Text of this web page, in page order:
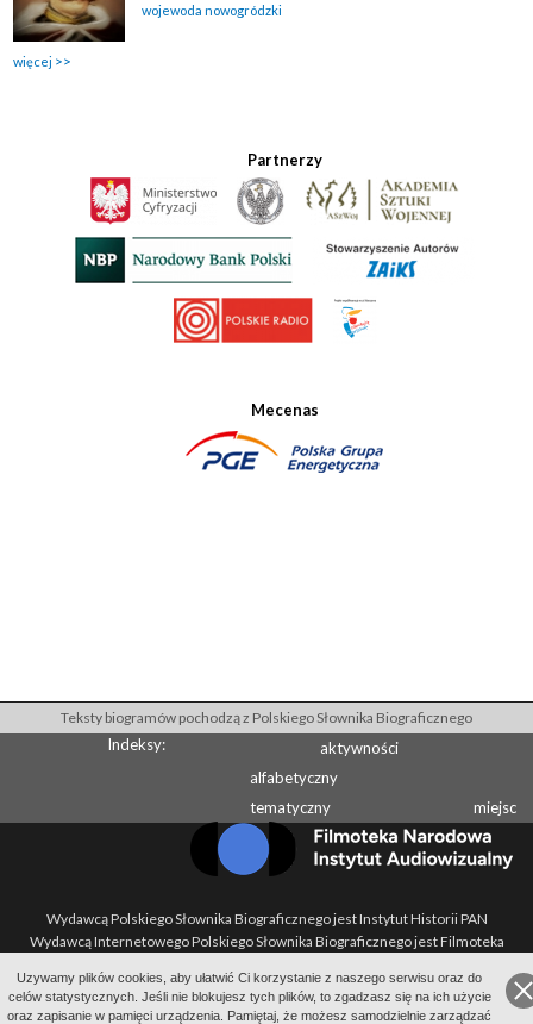
wojewoda nowogródzki
więcej
Partnerzy
Mecenas
Uzywamy plików cookies, aby ułatwić Ci korzystanie z naszego serwisu oraz do
celów statystycznych. Jeśli nie blokujesz tych plików, to zgadzasz się na ich użycie
oraz zapisanie w pamięci urządzenia. Pamiętaj, że możesz samodzielnie zarządzać
Teksty biogramów pochodzą z Polskiego Słownika Biograficznego
Indeksy:
aktywności
alfabetyczny
tematyczny
miejsc
Wydawcą Polskiego Słownika Biograficznego jest Instytut Historii PAN
Wydawcą Internetowego Polskiego Słownika Biograficznego jest Filmoteka
All Rights Reserved 2014-2026Filmoteka Narodowa - Instytut Audiowizualny
Polityka prywatności